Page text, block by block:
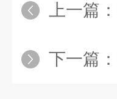
上一篇：
下一篇：